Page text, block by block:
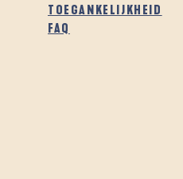
TOEGANKELIJKHEID
FAQ